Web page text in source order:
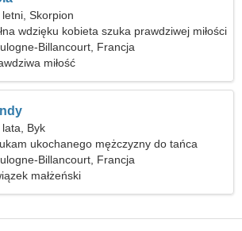
letni, Skorpion
wdzięku kobieta szuka prawdziwej miłości
Billancourt, Francja
miłość
lata, Byk
ukochanego mężczyzny do tańca
Billancourt, Francja
małżeński